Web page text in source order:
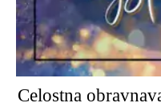
Celostna